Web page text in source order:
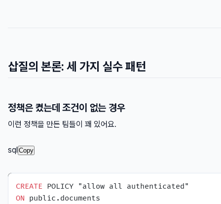
삽질의 본론: 세 가지 실수 패턴
정책은 켰는데 조건이 없는 경우
이런 정책을 만든 팀들이 꽤 있어요.
sql Copy
CREATE
ON